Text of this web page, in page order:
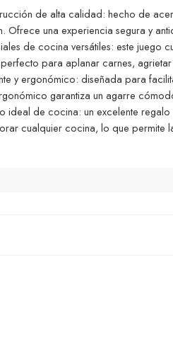
de alta calidad: hecho de
Ofrece una experiencia segura y
de cocina versátiles: este juego
para aplanar carnes,
y ergonómico: diseñada para
garantiza un agarre
ideal de cocina: un excelente
cualquier cocina, lo que permite